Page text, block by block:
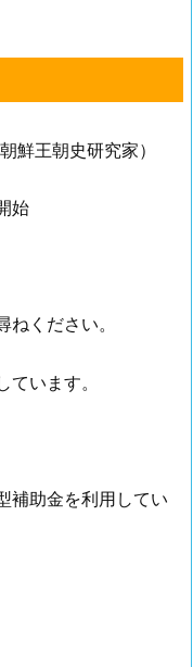
鮮王朝史研究家）
始
ください。
います。
補助金を利用してい